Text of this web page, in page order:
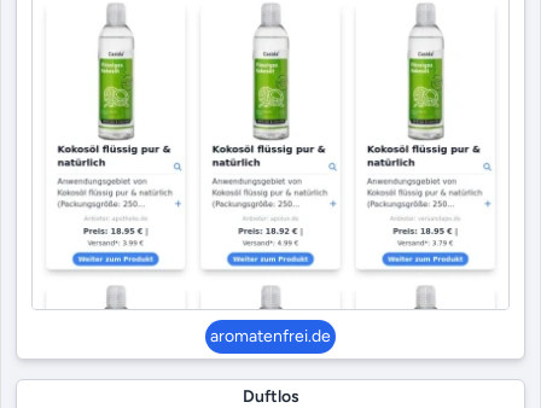
aromatenfrei.de
Duftlos